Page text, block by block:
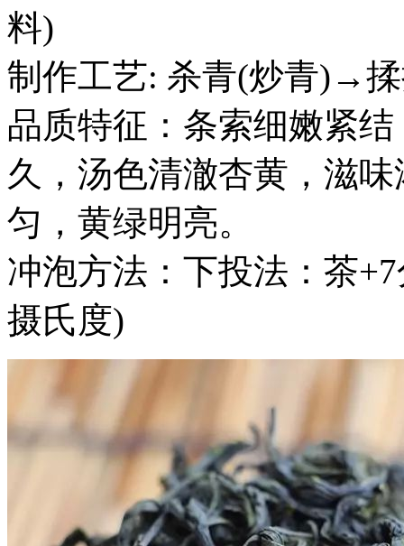
料)
制作工艺: 杀青(炒青)→
品质特征：条索细嫩紧
久，汤色清澈杏黄，滋
匀，黄绿明亮。
冲泡方法：下投法：茶
摄氏度)